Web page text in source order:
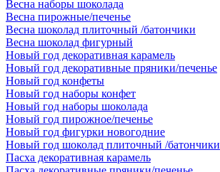
Весна наборы шоколада
Весна пирожные/печенье
Весна шоколад плиточный /батончики
Весна шоколад фигурный
Новый год декоративная карамель
Новый год декоративные пряники/печенье
Новый год конфеты
Новый год наборы конфет
Новый год наборы шоколада
Новый год пирожное/печенье
Новый год фигурки новогодние
Новый год шоколад плиточный /батончики
Пасха декоративная карамель